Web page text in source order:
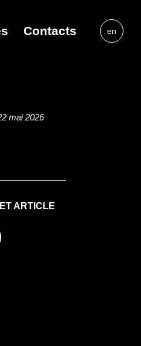
Contacts en
mai 2026
ARTICLE